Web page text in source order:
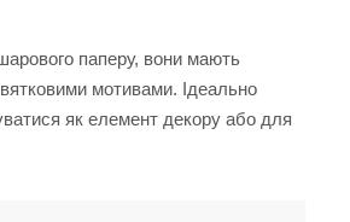
паперу, вони мають
мотивами. Ідеально
як елемент декору або для